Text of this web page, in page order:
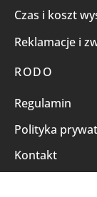
Czas i koszt
Reklamacje i
RODO
Regulamin
Polityka
Kontakt